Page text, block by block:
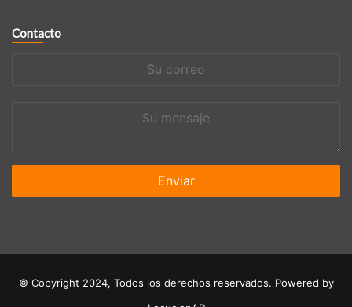
Contacto
© Copyright 2024, Todos los derechos reservados. Powered by